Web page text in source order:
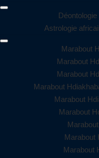
Déontologie
Astrologie
Marabout
Marabout
Marabout
Marabout
Marabout
Marabout
Marabout
Marabout